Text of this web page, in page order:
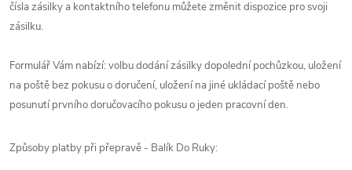
čísla zásilky a kontaktního telefonu můžete změnit dispozice pro svoji
zásilku.
Formulář Vám nabízí: volbu dodání zásilky dopolední pochůzkou, uložení
na poště bez pokusu o doručení, uložení na jiné ukládací poště nebo
posunutí prvního doručovacího pokusu o jeden pracovní den.
Způsoby platby při přepravě - Balík Do Ruky: